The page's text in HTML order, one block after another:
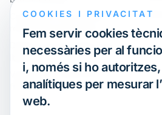
Compliment internacional i
reorganització de grups
Defensa davant inspeccions i
litigis
Valoracions i operacions
financeres
COOKIES I PRIVACITAT
Fem servir cookies
necessàries per al
i, només si ho
analítiques per mesurar
web.